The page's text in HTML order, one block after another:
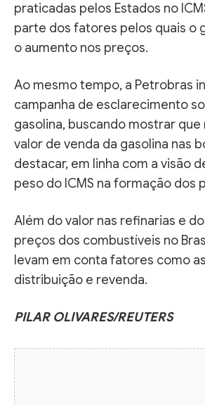
praticadas pelos Estados no
parte dos fatores pelos quais o
o aumento nos preços.
Ao mesmo tempo, a Petrobras
campanha de esclarecimento
gasolina, buscando mostrar que
valor de venda da gasolina nas
destacar, em linha com a visão
peso do ICMS na formação dos
Além do valor nas refinarias e
preços dos combustíveis no
levam em conta fatores como
distribuição e revenda.
PILAR OLIVARES/REUTERS